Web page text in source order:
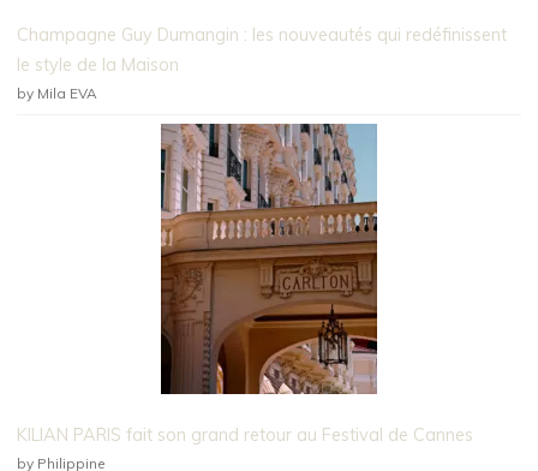
Champagne Guy Dumangin : les nouveautés qui redéfinissent
le style de la Maison
by Mila EVA
KILIAN PARIS fait son grand retour au Festival de Cannes
by Philippine